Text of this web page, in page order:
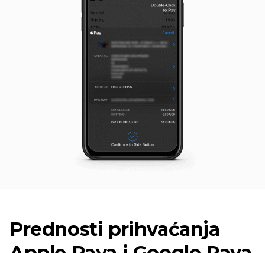
Prednosti prihvaćanja